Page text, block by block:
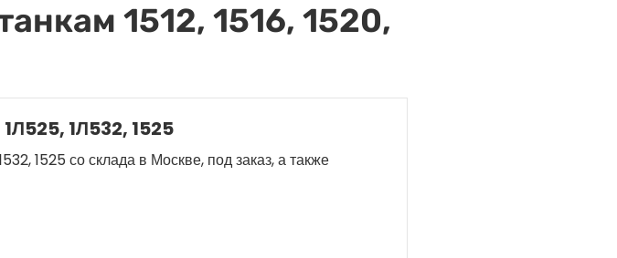
1512, 1516, 1520,
1Л532, 1525
1525 со склада в Москве, под заказ, а также